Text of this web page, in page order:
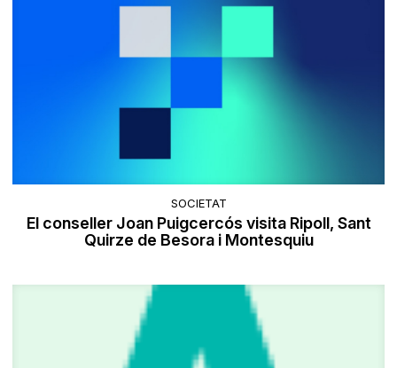
SOCIETAT
El conseller Joan Puigcercós visita Ripoll, Sant
Quirze de Besora i Montesquiu